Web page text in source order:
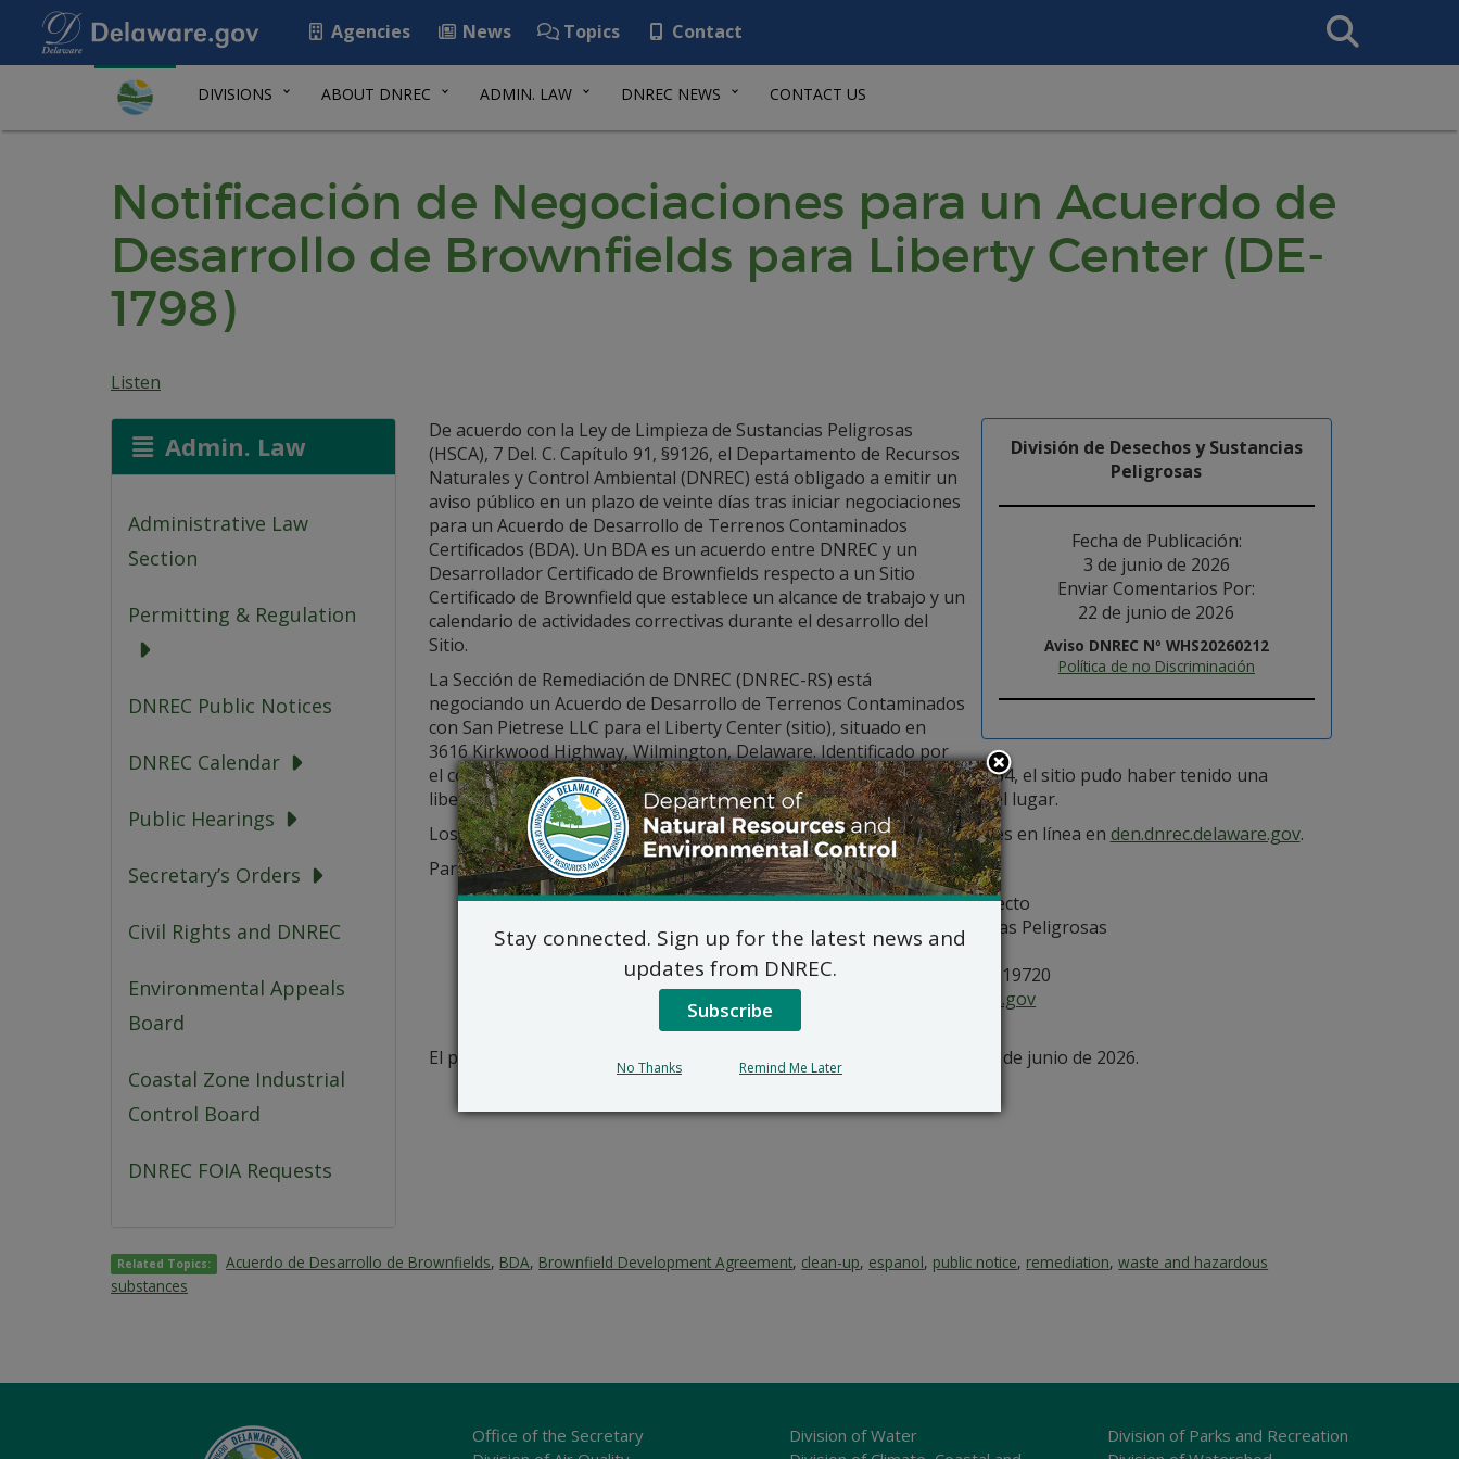
Agencies News Topics Contact
Search
This
DIVISIONS ABOUT DNREC ADMIN. LAW DNREC NEWS CONTACT US
Notificación de Negociaciones para un Acuerdo de
Desarrollo de Brownfields para Liberty Center (DE-
1798)
Listen
Admin. Law
Administrative Law
Section
Permitting & Regulation
DNREC Public Notices
DNREC Calendar
Public Hearings
Secretary’s Orders
Civil Rights and DNREC
Environmental Appeals
Board
Coastal Zone Industrial
Control Board
DNREC FOIA Requests
División de Desechos y Sustancias
Peligrosas
Fecha de Publicación:
3 de junio de 2026
Enviar Comentarios Por:
22 de junio de 2026
Aviso DNREC Nº WHS20260212
Política de no Discriminación
De acuerdo con la Ley de Limpieza de Sustancias Peligrosas
(HSCA), 7 Del. C. Capítulo 91, §9126, el Departamento de Recursos
Naturales y Control Ambiental (DNREC) está obligado a emitir un
aviso público en un plazo de veinte días tras iniciar negociaciones
para un Acuerdo de Desarrollo de Terrenos Contaminados
Certificados (BDA). Un BDA es un acuerdo entre DNREC y un
Desarrollador Certificado de Brownfields respecto a un Sitio
Certificado de Brownfield que establece un alcance de trabajo y un
calendario de actividades correctivas durante el desarrollo del
Sitio.
La Sección de Remediación de DNREC (DNREC-RS) está
negociando un Acuerdo de Desarrollo de Terrenos Contaminados
con San Pietrese LLC para el Liberty Center (sitio), situado en
3616 Kirkwood Highway, Wilmington, Delaware. Identificado por
el condado de New Castle como números de parcela fiscal 08-039.30-154, el sitio pudo haber tenido una
liberación de sustancias peligrosas debido a actividades históricas en el lugar.
Los detalles del Acuerdo de Desarrollo de Brownfields están disponibles en línea en den.dnrec.delaware.gov.
Para más información, por favor contacte con:
Brenda Haire, Gestora de Proyecto
DNREC – División de Residuos y Sustancias Peligrosas
Sección de Remediación
391 Lukens Drive, New Castle, DE 19720
RS_Public_Comments@delaware.gov
El periodo de comentarios termina al cierre de la jornada (16:30) del 22 de junio de 2026.
Related Topics: Acuerdo de Desarrollo de Brownfields, BDA, Brownfield Development Agreement, clean-up, espanol, public notice, remediation,waste and hazardous
substances
Office of the Secretary
Division of Water
Division of Parks and Recreation
Stay connected. Sign up for the latest news and
updates from DNREC.
Subscribe
No Thanks Remind Me Later